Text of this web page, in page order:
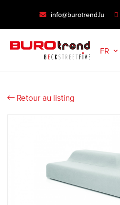
info@burotrend.lu
FR
Retour au listing